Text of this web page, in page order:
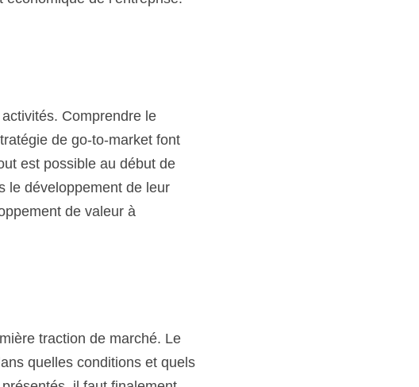
font partie de mon
de leur aventure. Ma
vision stratégique pour allier
de marché. Le
finalement décider dans quel